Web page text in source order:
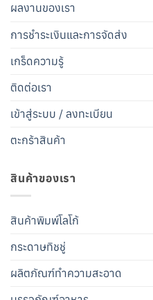
ผลงานของเรา
การชำระเงินและการจัดส่ง
เกร็ดความรู้
ติดต่อเรา
เข้าสู่ระบบ / ลงทะเบียน
ตะกร้าสินค้า
สินค้าของเรา
สินค้าพิมพ์โลโก้
กระดาษทิชชู่
ผลิตภัณฑ์ทำความสะอาด